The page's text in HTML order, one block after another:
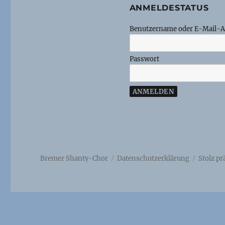
ANMELDESTATUS
Benutzername oder E-Mail-
Passwort
Bremer Shanty-Chor Datenschutzerklärung Stolz